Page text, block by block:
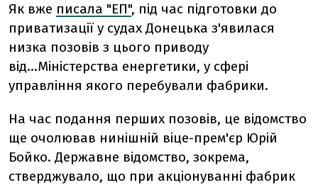
Як вже писала "ЕП", під час підготовки до
приватизації у судах Донецька з'явилася
низка позовів з цього приводу
від...Міністерства енергетики, у сфері
управління якого перебували фабрики.
На час подання перших позовів, це відомство
ще очолював нинішній віце-прем'єр Юрій
Бойко. Державне відомство, зокрема,
стверджувало, що при акціонуванні фабрик